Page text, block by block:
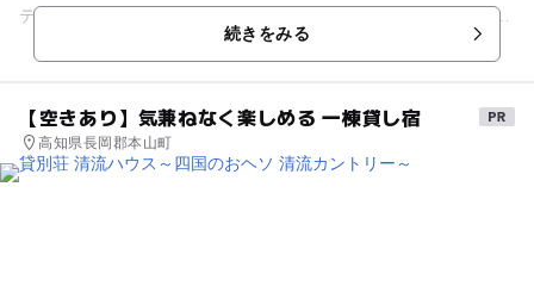
ティショー ★昨年も大盛り上がり！ふしぎがいっぱい！エコサ
続きをみる
【空きあり】気兼ねなく楽しめる 一棟貸し宿
高知県長岡郡本山町